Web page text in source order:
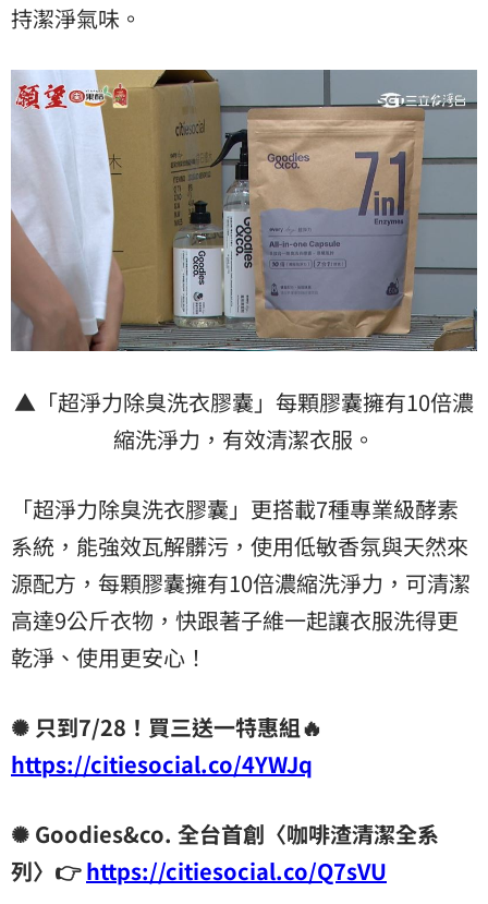
持潔淨氣味。
▲「超淨力除臭洗衣膠囊」每顆膠囊擁有10倍濃
縮洗淨力，有效清潔衣服。
「超淨力除臭洗衣膠囊」更搭載7種專業級酵素
系統，能強效瓦解髒污，使用低敏香氛與天然來
源配方，每顆膠囊擁有10倍濃縮洗淨力，可清潔
高達9公斤衣物，快跟著子維一起讓衣服洗得更
乾淨、使用更安心！
✺ 只到7/28！買三送一特惠組🔥
https://citiesocial.co/4YWJq
✺ Goodies&co. 全台首創〈咖啡渣清潔全系
列〉👉https://citiesocial.co/Q7sVU